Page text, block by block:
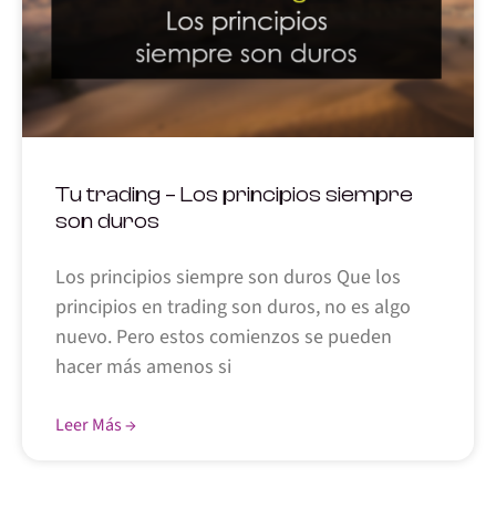
Tu trading – Los principios siempre
son duros
Los principios siempre son duros Que los
principios en trading son duros, no es algo
nuevo. Pero estos comienzos se pueden
hacer más amenos si
Leer Más →